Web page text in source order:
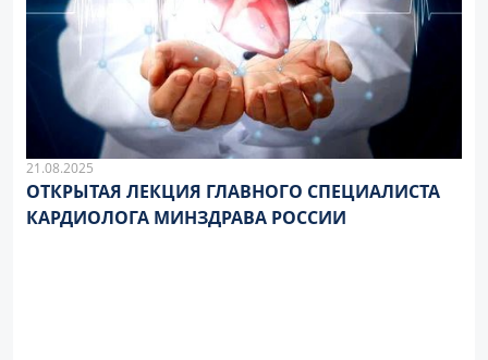
21.08.2025
ОТКРЫТАЯ ЛЕКЦИЯ ГЛАВНОГО СПЕЦИАЛИСТА
КАРДИОЛОГА МИНЗДРАВА РОССИИ